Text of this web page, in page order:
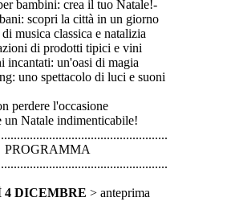
bambini: crea il tuo Natale!-
scopri la città in un giorno
musica classica e natalizia
di prodotti tipici e vini
incantati: un'oasi di magia
uno spettacolo di luci e suoni
perdere l'occasione
un Natale indimenticabile!
.............................................
PROGRAMMA
.............................................
4 DICEMBRE > anteprima